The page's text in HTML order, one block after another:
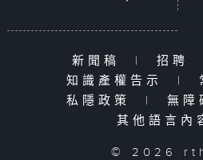
新聞稿 | 招聘
知識產權告示
|
私隱政策
| 無障
其他語言內
© 2026